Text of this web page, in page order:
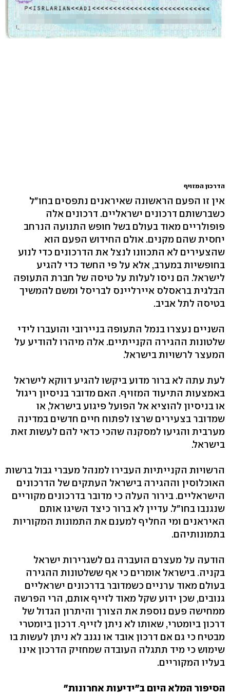
הדרכון המזויף
אין זו הפעם הראשונה שאיראנים נתפסים בחו"ל
כשברשותם דרכונים ישראליים. דרכונים אלה
פופולריים מאוד בעולם בשל חופש התנועה הנרחב
יחסית שהם מקנים. אולם החידוש הפעם הוא
שהצעירים לא התכוונו לנצל את הדרכונים כדי לנוע
בחופשיות במערב, אלא על פי החשד כדי להגיע
לישראל. הם ניסו לעלות על טיסה של חברת התעופה
הבלגית בראסלס איירליינס לבריסל ומשם להמשיך
בטיסה לתל אביב.
השניים נעצרו בנמל התעופה בניירובי והועברו לידי
שלטונות ההגירה הקנייתיים. אלה מיהרו להודיע על
המעצר לרשויות בישראל.
לעת עתה לא ברור מדוע ביקשו להגיע דווקא לישראל
באמצעות התיעוד המזויף. האם מדובר בניסיון ריגול
או בניסיון להוציא אל הפועל פיגוע בישראל, או
שמדובר בצעירים שרצו לפתוח חיים חדשים במדינה
מערבית והגיעו למסקנה שהכי כדאי להם לעשות זאת
בישראל.
הרשויות הקנייתיות העבירו למנהל מעברי גבול ברשות
האוכלוסין וההגירה בישראל העתקים של הדרכונים
הישראליים. בירור העלה כי מדובר בדרכונים מקוריים
שנגנבו בחו"ל. עדיין לא ברור כיצד השיגו אותם
האיראנים ומי החליף למענם את התמונות המקוריות
בתמונותיהם.
הודעה על מעצרם הועברה גם לשגרירות ישראל
בקניה. בישראל אומרים כי אף ששלטונות ההגירה
בעולם מאוד ערניים כשמדובר בדרכונים ישראליים
גנובים, שכן ידוע שקל מאוד לזייף אותם, הרי הפרשה
ממחישה פעם נוספת את הצורך והיתרון הגדול של
דרכון ביומטרי, שאותו לא ניתן לזייף. דרכון ביומטרי
מבטיח כי גם אם דרכון אובד או נגנב לא ניתן לעשות בו
שימוש כי מיד תתגלה העובדה שמחזיק הדרכון אינו
בעליו המקוריים.
הסיפור המלא היום ב"ידיעות אחרונות"